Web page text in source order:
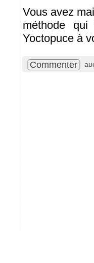
Vous avez
méthode
Yoctopuce à
Commenter